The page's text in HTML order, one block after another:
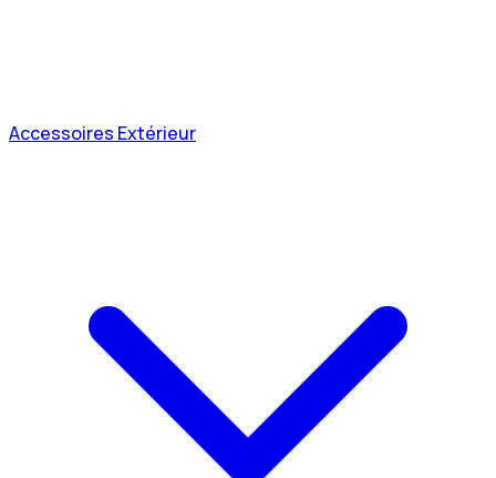
Accessoires Extérieur